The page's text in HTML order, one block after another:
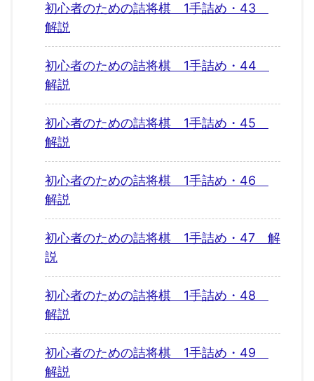
初心者のための詰将棋 1手詰め・43
解説
初心者のための詰将棋 1手詰め・44
解説
初心者のための詰将棋 1手詰め・45
解説
初心者のための詰将棋 1手詰め・46
解説
初心者のための詰将棋 1手詰め・47 解
説
初心者のための詰将棋 1手詰め・48
解説
初心者のための詰将棋 1手詰め・49
解説